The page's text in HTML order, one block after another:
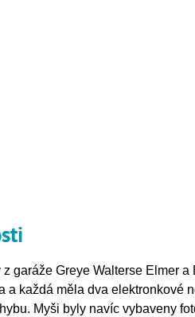
garáže Greye Walterse Elmer
a každá měla dva elektronkové
Myši byly navíc vybaveny